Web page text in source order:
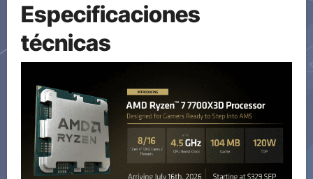
Especificaciones
técnicas